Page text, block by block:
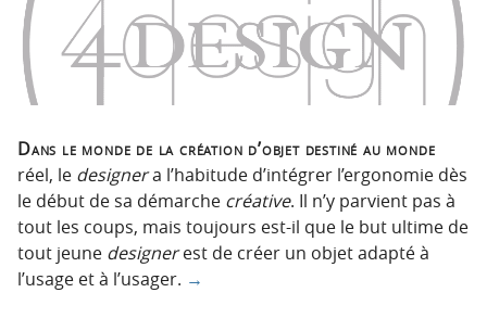
Dans le monde de la création d’objet destiné au monde
réel, le designera l’habitude d’intégrer l’ergonomie dès
le début de sa démarche créative. Il n’y parvient pas à
tout les coups, mais toujours est-il que le but ultime de
tout jeune designerest de créer un objet adapté à
l’usage et à l’usager. →